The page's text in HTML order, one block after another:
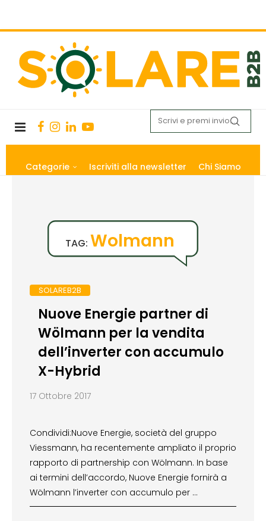
Categorie Iscriviti alla newsletter Chi Siamo
TAG: Wolmann
SOLAREB2B
Nuove Energie partner di
Wölmann per la vendita
dell’inverter con accumulo
X-Hybrid
17 Ottobre 2017
Condividi:Nuove Energie, società del gruppo
Viessmann, ha recentemente ampliato il proprio
rapporto di partnership con Wölmann. In base
ai termini dell’accordo, Nuove Energie fornirà a
Wölmann l’inverter con accumulo per …